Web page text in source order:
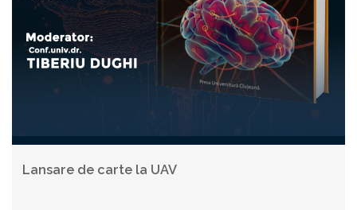
Lan sare de carte la UAV